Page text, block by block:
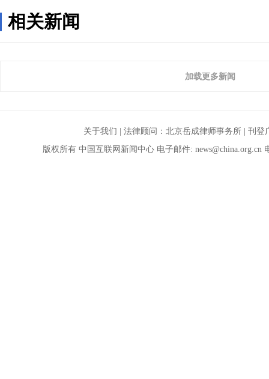
相关新闻
加载更多新闻
关于我们 | 法律顾问：北京岳成律师事务所 |刊登
版权所有 中国互联网新闻中心 电子邮件: news@china.org.cn